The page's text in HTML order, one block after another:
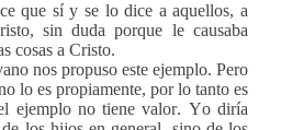
que sí y se lo dice a aquellos, a
sin duda porque le causaba
cosas a Cristo.
nos propuso este ejemplo. Pero
lo es propiamente, por lo tanto es
ejemplo no tiene valor. Yo diría